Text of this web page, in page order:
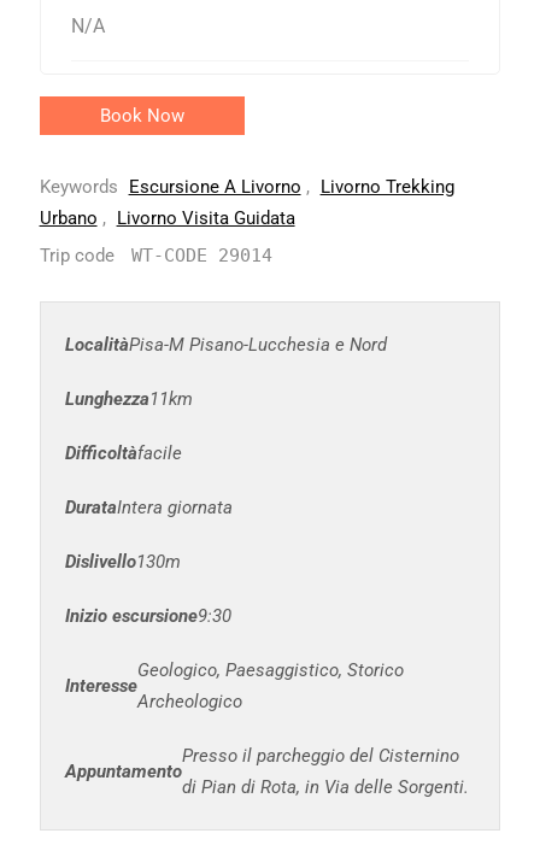
N/A
Book Now
Keywords Escursione A Livorno ,
Livorno Trekking
Urbano ,
Livorno Visita Guidata
Trip code
WT-CODE 29014
LocalitàPisa-M Pisano-Lucchesia e Nord
Lunghezza11km
Difficoltàfacile
DurataIntera giornata
Dislivello130m
Inizio escursione9:30
Interesse
Geologico, Paesaggistico, Storico
Archeologico
Appuntamento
Presso il parcheggio del Cisternino
di Pian di Rota, in Via delle Sorgenti.